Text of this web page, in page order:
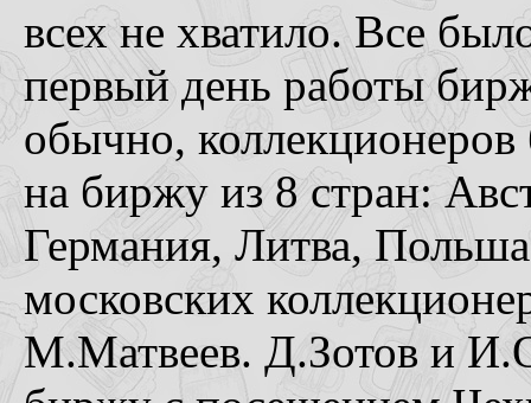
всех не хватило. Все
первый день работы
обычно,
на биржу из 8 стран:
Германия, Литва,
московских
М.Матвеев. Д.Зотов и